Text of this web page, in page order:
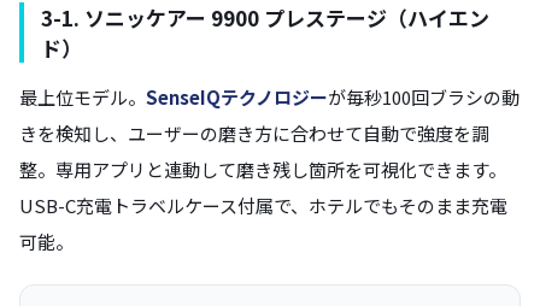
3-1. ソニッケアー 9900 プレステージ（ハイエン
ド）
最上位モデル。 SenseIQテクノロジーが毎秒100回ブラシの動
きを検知し、ユーザーの磨き方に合わせて自動で強度を調
整。専用アプリと連動して磨き残し箇所を可視化できます。
USB-C充電トラベルケース付属で、ホテルでもそのまま充電
可能。